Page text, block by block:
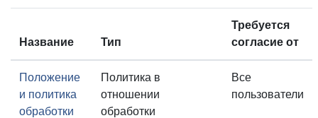
Название Тип
Требуется
согласие от
Положение
и политика
обработки
Политика в
отношении
обработки
Все
пользователи